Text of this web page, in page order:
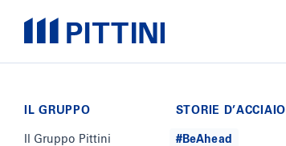
IL GRUPPO
Il Gruppo Pittini
STORIE D’ACCIAIO
#BeAhead